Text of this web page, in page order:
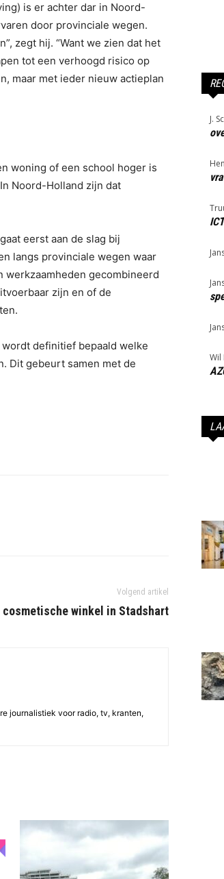
is er achter dar in Noord-
door provinciale wegen.
zegt hij. “Want we zien dat het
tot een verhoogd risico op
maar met ieder nieuw actieplan
woning of een school hoger is
Noord-Holland zijn dat
eerst aan de slag bij
langs provinciale wegen waar
werkzaamheden gecombineerd
zijn en of de
definitief bepaald welke
Dit gebeurt samen met de
Volgend artikel
cosmetische winkel in Stadshart
journalistiek voor radio, tv, kranten,
J.
ICT
Wil